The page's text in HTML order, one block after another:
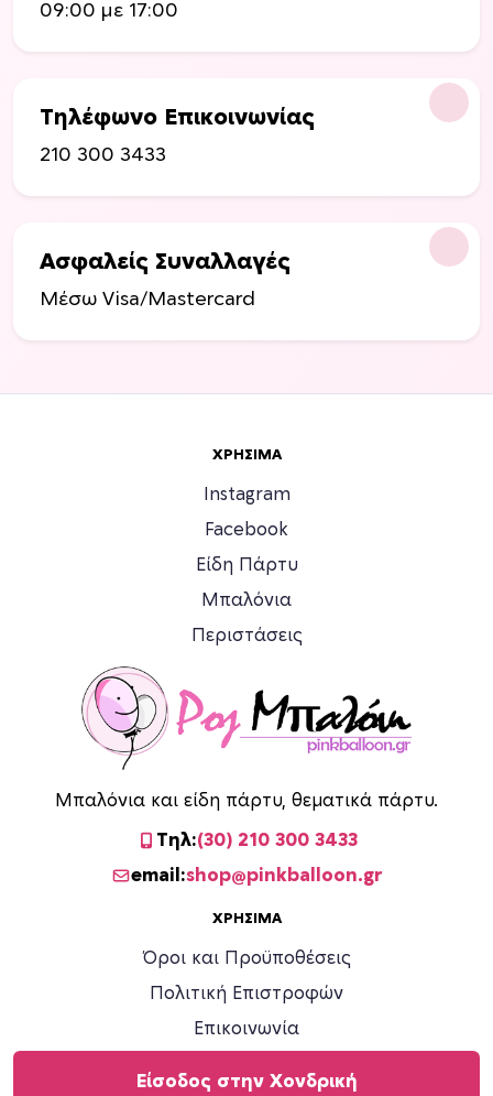
09:00 με 17:00
Τηλέφωνο Επικοινωνίας
210 300 3433
Ασφαλείς Συναλλαγές
Μέσω Visa/Mastercard
ΧΡΉΣΙΜΑ
Instagram
Facebook
Είδη Πάρτυ
Μπαλόνια
Περιστάσεις
Μπαλόνια και είδη πάρτυ, θεματικά πάρτυ.
Τηλ:(30) 210 300 3433
email:shop@pinkballoon.gr
ΧΡΉΣΙΜΑ
Όροι και Προϋποθέσεις
Πολιτική Επιστροφών
Επικοινωνία
Είσοδος στην Χονδρική